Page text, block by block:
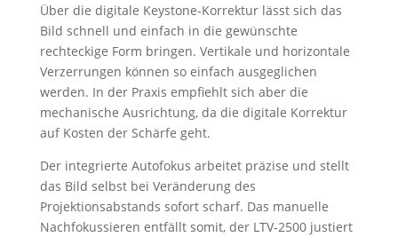
Über die digitale Keystone-Korrektur lässt sich das
Bild schnell und einfach in die gewünschte
rechteckige Form bringen. Vertikale und horizontale
Verzerrungen können so einfach ausgeglichen
werden. In der Praxis empfiehlt sich aber die
mechanische Ausrichtung, da die digitale Korrektur
auf Kosten der Schärfe geht.
Der integrierte Autofokus arbeitet präzise und stellt
das Bild selbst bei Veränderung des
Projektionsabstands sofort scharf. Das manuelle
Nachfokussieren entfällt somit, der LTV-2500 justiert